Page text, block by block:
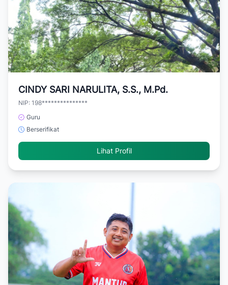
CINDY SARI NARULITA, S.S., M.Pd.
NIP: 198***************
Guru
Berserifikat
Lihat Profil